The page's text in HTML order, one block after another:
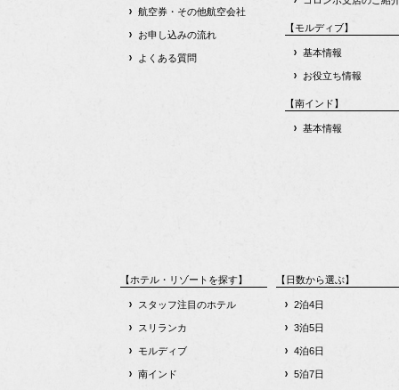
航空券・その他航空会社
お申し込みの流れ
よくある質問
【モルディブ】
基本情報
お役立ち情報
【南インド】
基本情報
【ホテル・リゾートを探す】
スタッフ注目のホテル
スリランカ
モルディブ
南インド
【日数から選ぶ】
2泊4日
3泊5日
4泊6日
5泊7日